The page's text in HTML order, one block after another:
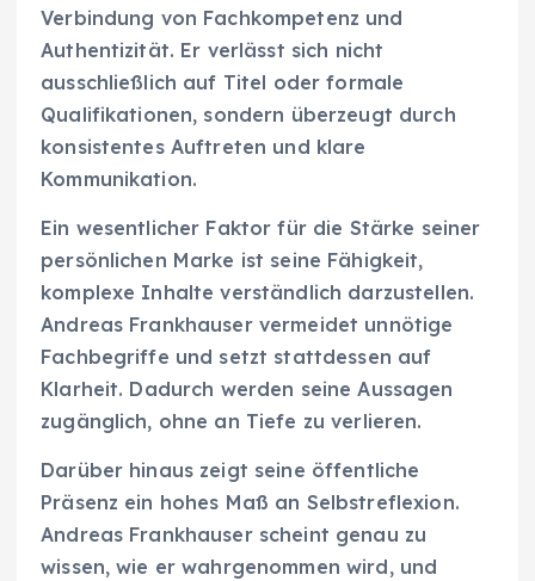
Verbindung von Fachkompetenz und
Authentizität. Er verlässt sich nicht
ausschließlich auf Titel oder formale
Qualifikationen, sondern überzeugt durch
konsistentes Auftreten und klare
Kommunikation.
Ein wesentlicher Faktor für die Stärke seiner
persönlichen Marke ist seine Fähigkeit,
komplexe Inhalte verständlich darzustellen.
Andreas Frankhauser vermeidet unnötige
Fachbegriffe und setzt stattdessen auf
Klarheit. Dadurch werden seine Aussagen
zugänglich, ohne an Tiefe zu verlieren.
Darüber hinaus zeigt seine öffentliche
Präsenz ein hohes Maß an Selbstreflexion.
Andreas Frankhauser scheint genau zu
wissen, wie er wahrgenommen wird, und